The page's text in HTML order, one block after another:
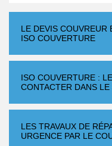
LE DEVIS COUVREUR
ISO COUVERTURE
ISO COUVERTURE :
CONTACTER DANS
LES TRAVAUX DE
URGENCE PAR LE